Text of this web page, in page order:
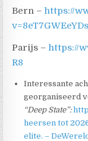
Bern – https://
v=8eT7GWEeYDs
Parijs – https://
R8
Interessante
georganiseerd
“Deep State”:
heersen tot
elite. –